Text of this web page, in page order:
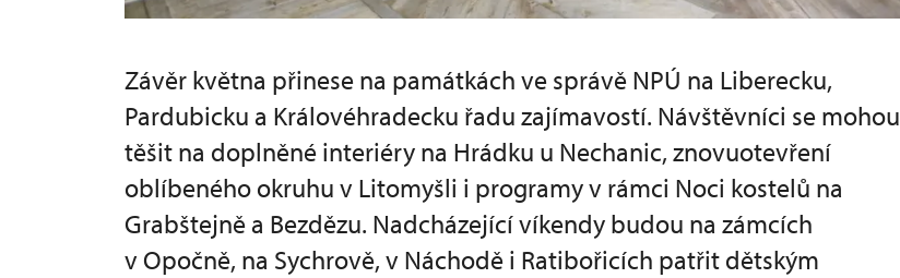
Závěr května přinese na památkách ve správě NPÚ na Liberecku,
Pardubicku a Královéhradecku řadu zajímavostí. Návštěvníci se mohou
těšit na doplněné interiéry na Hrádku u Nechanic, znovuotevření
oblíbeného okruhu v Litomyšli i programy v rámci Noci kostelů na
Grabštejně a Bezdězu. Nadcházející víkendy budou na zámcích
v Opočně, na Sychrově, v Náchodě i Ratibořicích patřit dětským